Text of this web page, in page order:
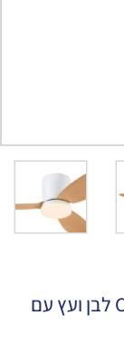
מאוורר תקרה ווסטינגהאוס 48" CARLA לבן ועץ עם